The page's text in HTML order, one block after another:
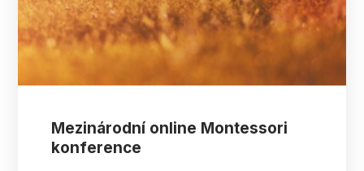
Mezinárodní online Montessori
konference